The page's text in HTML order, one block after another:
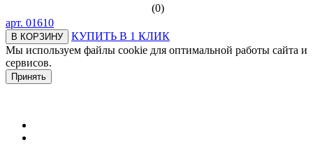
(0)
арт. 01610
В КОРЗИНУ
КУПИТЬ В 1 КЛИК
Мы используем файлы cookie для оптимальной работы сайта и
сервисов.
Принять